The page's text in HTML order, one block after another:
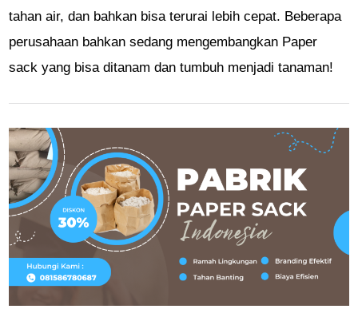
tahan air, dan bahkan bisa terurai lebih cepat. Beberapa
perusahaan bahkan sedang mengembangkan Paper
sack yang bisa ditanam dan tumbuh menjadi tanaman!